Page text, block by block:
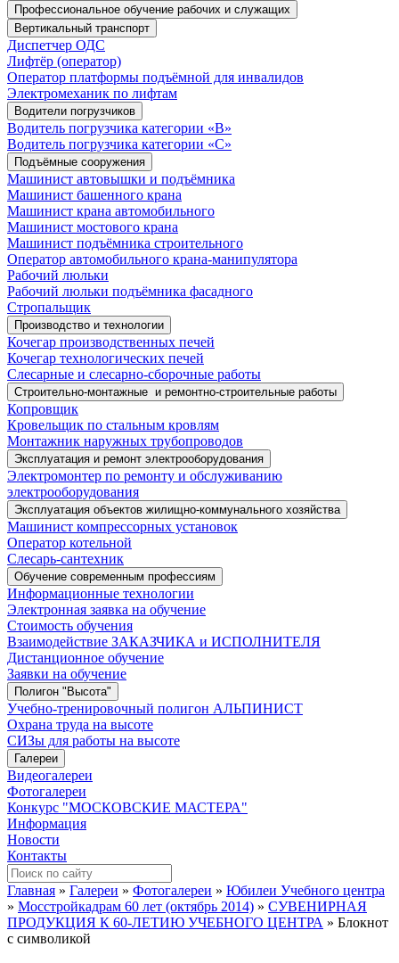
Профессиональное обучение рабочих и служащих
Вертикальный транспорт
Диспетчер ОДС
Лифтёр (оператор)
Оператор платформы подъёмной для инвалидов
Электромеханик по лифтам
Водители погрузчиков
Водитель погрузчика категории «B»
Водитель погрузчика категории «С»
Подъёмные сооружения
Машинист автовышки и подъёмника
Машинист башенного крана
Машинист крана автомобильного
Машинист мостового крана
Машинист подъёмника строительного
Оператор автомобильного крана-манипулятора
Рабочий люльки
Рабочий люльки подъёмника фасадного
Стропальщик
Производство и технологии
Кочегар производственных печей
Кочегар технологических печей
Слесарные и слесарно-сборочные работы
Строительно-монтажные и ремонтно-строительные работы
Копровщик
Кровельщик по стальным кровлям
Монтажник наружных трубопроводов
Эксплуатация и ремонт электрооборудования
Электромонтер по ремонту и обслуживанию
электрооборудования
Эксплуатация объектов жилищно-коммунального хозяйства
Машинист компрессорных установок
Оператор котельной
Слесарь-сантехник
Обучение современным профессиям
Информационные технологии
Электронная заявка на обучение
Стоимость обучения
Взаимодействие ЗАКАЗЧИКА и ИСПОЛНИТЕЛЯ
Дистанционное обучение
Заявки на обучение
Полигон "Высота"
Учебно-тренировочный полигон АЛЬПИНИСТ
Охрана труда на высоте
СИЗы для работы на высоте
Галереи
Видеогалереи
Фотогалереи
Конкурс "МОСКОВСКИЕ МАСТЕРА"
Информация
Новости
Контакты
Главная » Галереи » Фотогалереи » Юбилеи Учебного центра
» Мосстройкадрам 60 лет (октябрь 2014) » СУВЕНИРНАЯ
ПРОДУКЦИЯ К 60-ЛЕТИЮ УЧЕБНОГО ЦЕНТРА » Блокнот
с символикой